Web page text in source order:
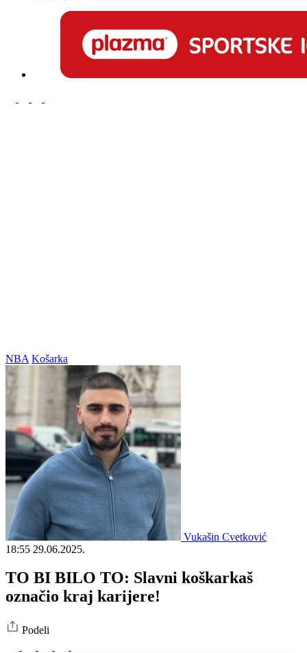
NBA Košarka
Vukašin Cvetković
18:55 29.06.2025.
TO BI BILO TO: Slavni koškarkaš
označio kraj karijere!
Podeli